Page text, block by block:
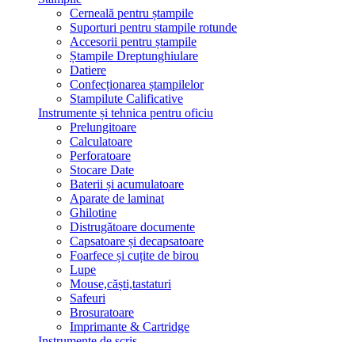
Cerneală pentru ștampile
Suporturi pentru stampile rotunde
Accesorii pentru ștampile
Ștampile Dreptunghiulare
Datiere
Confecționarea ștampilelor
Stampilute Calificative
Instrumente și tehnica pentru oficiu
Prelungitoare
Calculatoare
Perforatoare
Stocare Date
Baterii și acumulatoare
Aparate de laminat
Ghilotine
Distrugătoare documente
Capsatoare și decapsatoare
Foarfece și cuțite de birou
Lupe
Mouse,căști,tastaturi
Safeuri
Brosuratoare
Imprimante & Cartridge